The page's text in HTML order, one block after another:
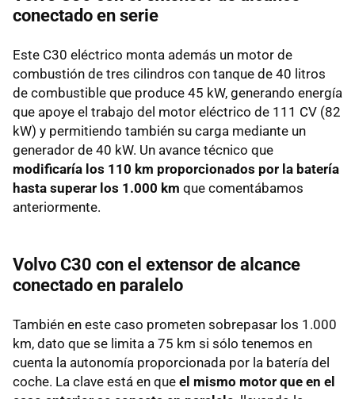
conectado en serie
Este C30 eléctrico monta además un motor de
combustión de tres cilindros con tanque de 40 litros
de combustible que produce 45 kW, generando energía
que apoye el trabajo del motor eléctrico de 111 CV (82
kW) y permitiendo también su carga mediante un
generador de 40 kW. Un avance técnico que
modificaría los 110 km proporcionados por la batería
hasta superar los 1.000 km que comentábamos
anteriormente.
Volvo C30 con el extensor de alcance
conectado en paralelo
También en este caso prometen sobrepasar los 1.000
km, dato que se limita a 75 km si sólo tenemos en
cuenta la autonomía proporcionada por la batería del
coche. La clave está en que el mismo motor que en el